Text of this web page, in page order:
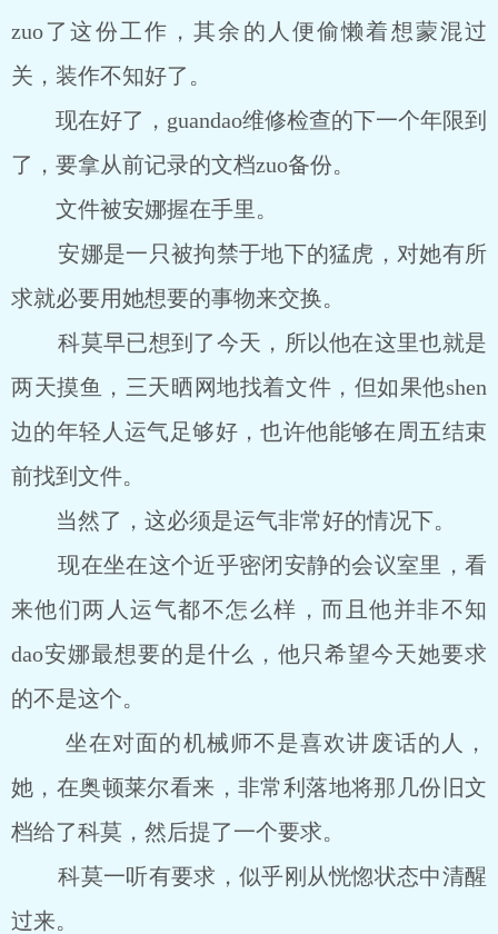
zuo了这份工作，其余的人便偷懒着想蒙混过
关，装作不知好了。
现在好了，guandao维修检查的下一个年限到
了，要拿从前记录的文档zuo备份。
文件被安娜握在手里。
安娜是一只被拘禁于地下的猛虎，对她有所
求就必要用她想要的事物来交换。
科莫早已想到了今天，所以他在这里也就是
两天摸鱼，三天晒网地找着文件，但如果他shen
边的年轻人运气足够好，也许他能够在周五结束
前找到文件。
当然了，这必须是运气非常好的情况下。
现在坐在这个近乎密闭安静的会议室里，看
来他们两人运气都不怎么样，而且他并非不知
dao安娜最想要的是什么，他只希望今天她要求
的不是这个。
坐在对面的机械师不是喜欢讲废话的人，
她，在奥顿莱尔看来，非常利落地将那几份旧文
档给了科莫，然后提了一个要求。
科莫一听有要求，似乎刚从恍惚状态中清醒
过来。